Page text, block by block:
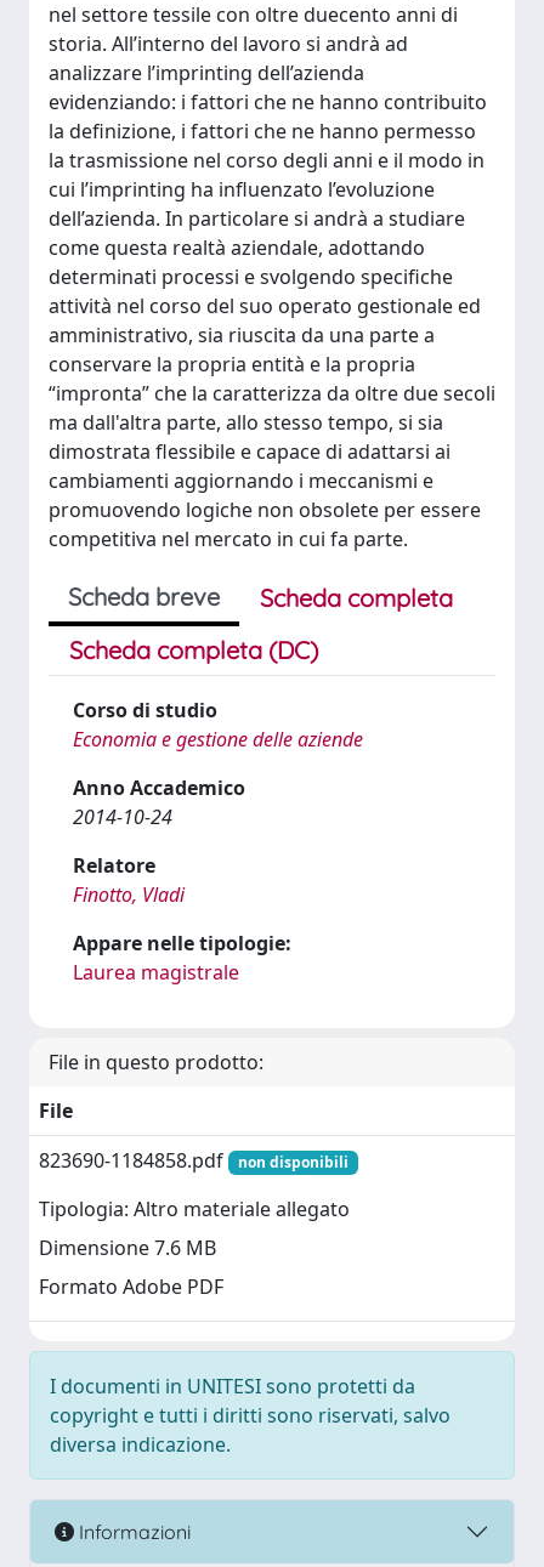
nel settore tessile con oltre duecento anni di
storia. All’interno del lavoro si andrà ad
analizzare l’imprinting dell’azienda
evidenziando: i fattori che ne hanno contribuito
la definizione, i fattori che ne hanno permesso
la trasmissione nel corso degli anni e il modo in
cui l’imprinting ha influenzato l’evoluzione
dell’azienda. In particolare si andrà a studiare
come questa realtà aziendale, adottando
determinati processi e svolgendo specifiche
attività nel corso del suo operato gestionale ed
amministrativo, sia riuscita da una parte a
conservare la propria entità e la propria
“impronta” che la caratterizza da oltre due secoli
ma dall'altra parte, allo stesso tempo, si sia
dimostrata flessibile e capace di adattarsi ai
cambiamenti aggiornando i meccanismi e
promuovendo logiche non obsolete per essere
competitiva nel mercato in cui fa parte.
Scheda breve
Scheda completa
Scheda completa (DC)
Corso di studio
Economia e gestione delle aziende
Anno Accademico
2014-10-24
Relatore
Finotto, Vladi
Appare nelle tipologie:
Laurea magistrale
File in questo prodotto:
File
823690-1184858.pdf
non disponibili
Tipologia: Altro materiale allegato
Dimensione 7.6 MB
Formato Adobe PDF
I documenti in UNITESI sono protetti da
copyright e tutti i diritti sono riservati, salvo
diversa indicazione.
Informazioni